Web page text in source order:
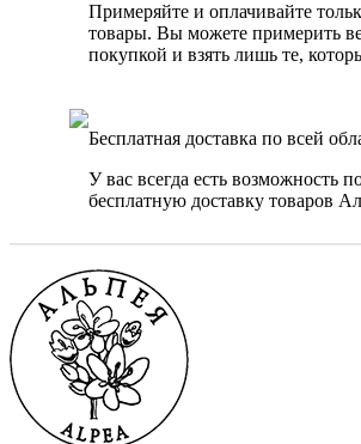
Примеряйте и оплачивайте
товары. Вы можете примерить
покупкой и взять лишь те,
Бесплатная доставка по всей
У вас всегда есть возможность
бесплатную доставку товаров